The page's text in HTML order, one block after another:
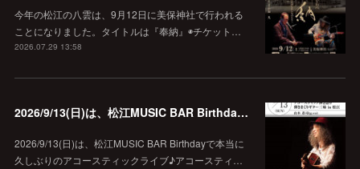
今年の松江の八雲は、9月12日に美保神社で行われる
ことになりました。タイトルは『奉納』◉チケット…
2026.07.29 13:58
2026/9/13(日)は、松江MUSIC BAR Birthdayでアコースティック弾き語り弾きまくりギター三昧♪
2026/9/13(日)は、松江MUSIC BAR Birthdayで本当に
久しぶりのアコースティックライブ♪アコースティ…